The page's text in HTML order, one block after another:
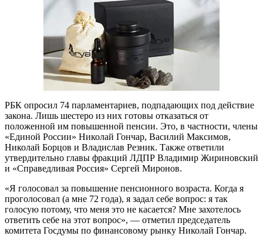
РБК опросил 74 парламентариев, подпадающих под действие
закона. Лишь шестеро из них готовы отказаться от
положенной им повышенной пенсии. Это, в частности, члены
«Единой России» Николай Гончар, Василий Максимов,
Николай Борцов и Владислав Резник. Также ответили
утвердительно главы фракций ЛДПР Владимир Жириновский
и «Справедливая Россия» Сергей Миронов.
«Я голосовал за повышение пенсионного возраста. Когда я
проголосовал (а мне 72 года), я задал себе вопрос: я так
голосую потому, что меня это не касается? Мне захотелось
ответить себе на этот вопрос», — отметил председатель
комитета Госдумы по финансовому рынку Николай Гончар.